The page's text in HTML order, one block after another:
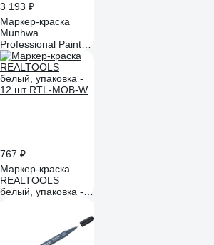
3 193 ₽
Маркер-краска
Munhwa
Professional Paint
Marker черная,
4мм, нитро-
ос,упаковка из 12
шт. РРМ-01
767 ₽
Маркер-краска
REALTOOLS
белый, упаковка -